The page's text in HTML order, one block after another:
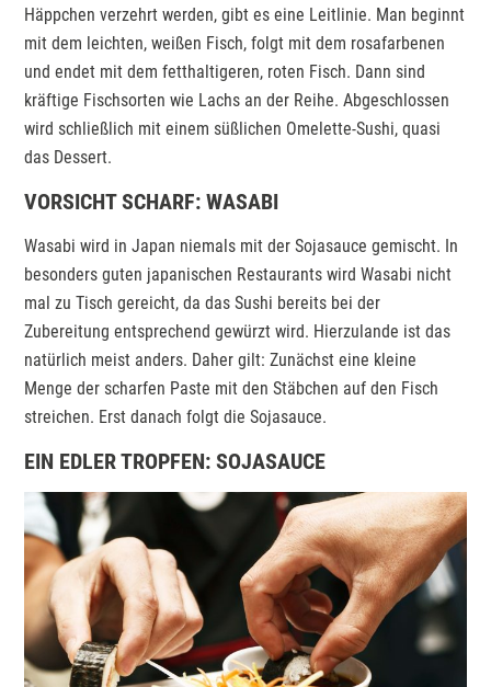
Häppchen verzehrt werden, gibt es eine Leitlinie. Man beginnt
mit dem leichten, weißen Fisch, folgt mit dem rosafarbenen
und endet mit dem fetthaltigeren, roten Fisch. Dann sind
kräftige Fischsorten wie Lachs an der Reihe. Abgeschlossen
wird schließlich mit einem süßlichen Omelette-Sushi, quasi
das Dessert.
VORSICHT SCHARF: WASABI
Wasabi wird in Japan niemals mit der Sojasauce gemischt. In
besonders guten japanischen Restaurants wird Wasabi nicht
mal zu Tisch gereicht, da das Sushi bereits bei der
Zubereitung entsprechend gewürzt wird. Hierzulande ist das
natürlich meist anders. Daher gilt: Zunächst eine kleine
Menge der scharfen Paste mit den Stäbchen auf den Fisch
streichen. Erst danach folgt die Sojasauce.
EIN EDLER TROPFEN: SOJASAUCE